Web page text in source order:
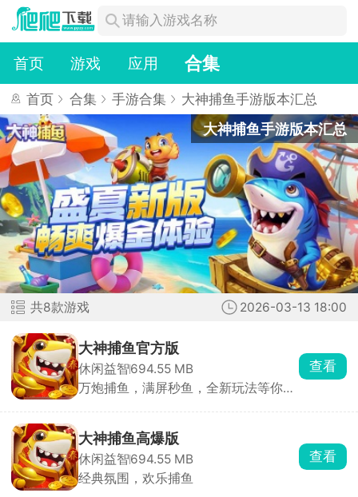
首页 游戏 应用 合集
首页 合集 手游合集 大神捕鱼手游版本汇总
大神捕鱼手游版本汇总
大
神
捕
鱼
是
一
款
街
机
风
格
共8款游戏 2026-03-13 18:00
大神捕鱼官方版
休闲益智694.55 MB
万炮捕鱼，满屏秒鱼，全新玩法等你轻
查看
大神捕鱼高爆版
休闲益智694.55 MB
经典氛围，欢乐捕鱼
查看